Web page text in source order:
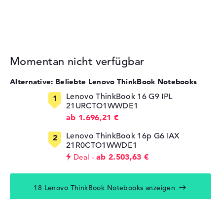
Momentan nicht verfügbar
Alternative: Beliebte Lenovo ThinkBook Notebooks
Lenovo ThinkBook 16 G9 IPL
21URCTO1WWDE1
ab 1.696,21 €
Lenovo ThinkBook 16p G6 IAX
21R0CTO1WWDE1
Deal ab 2.503,63 €
18 Lenovo ThinkBook Notebooks anzeigen